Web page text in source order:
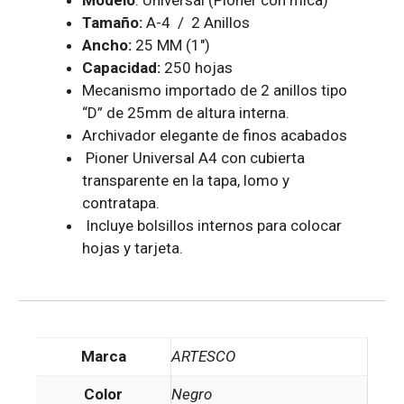
Tamaño: A-4 / 2 Anillos
Ancho: 25 MM (1″)
Capacidad: 250 hojas
Mecanismo importado de 2 anillos tipo
“D” de 25mm de altura interna.
Archivador elegante de finos acabados
Pioner Universal A4 con cubierta
transparente en la tapa, lomo y
contratapa.
Incluye bolsillos internos para colocar
hojas y tarjeta.
Marca ARTESCO
Color Negro